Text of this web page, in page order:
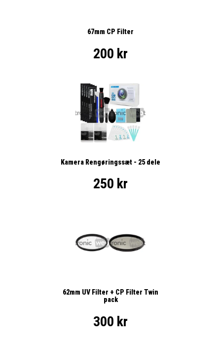
67mm CP Filter
200 kr
Kamera Rengøringssæt - 25 dele
250 kr
62mm UV Filter + CP Filter Twin
pack
300 kr